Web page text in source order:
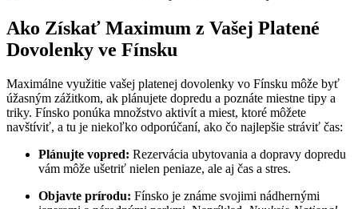
Ako Získať Maximum z Vašej Platené
Dovolenky ve Fínsku
Maximálne využitie vašej platenej dovolenky vo Fínsku môže byť
úžasným zážitkom, ak plánujete dopredu a poznáte miestne tipy a
triky. Fínsko ponúka množstvo aktivít a miest, ktoré môžete
navštíviť, a tu je niekoľko odporúčaní, ako čo najlepšie stráviť čas:
Plánujte vopred: Rezervácia ubytovania a dopravy dopredu
vám môže ušetriť nielen peniaze, ale aj čas a stres.
Objavte prírodu: Fínsko je známe svojimi nádhernými